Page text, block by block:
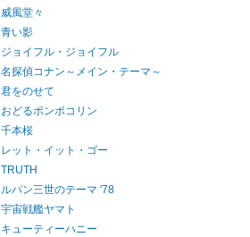
威風堂々
青い影
ジョイフル・ジョイフル
名探偵コナン～メイン・テーマ～
君をのせて
おどるポンポコリン
千本桜
レット・イット・ゴー
TRUTH
ルパン三世のテーマ '78
宇宙戦艦ヤマト
キューティーハニー